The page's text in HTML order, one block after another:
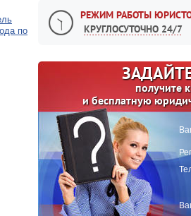
РЕЖИМ РАБОТЫ
КРУГЛОСУТОЧНО 24/7
получите
и бесплатную
по